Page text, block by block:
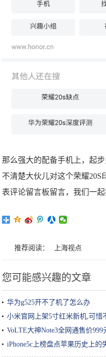
那么强大的配备手机上，起
不清楚大伙儿对这个荣耀
表评论留言板留言，我们一起
推荐阅读： 上海视点
您可能感兴趣的文章
华为g525开不了机了怎么办
小米官网上架5寸红米新机,可惜
VoLTE大神Note3全网通售价999
iPhone5c上榜盘点苹果历史上的